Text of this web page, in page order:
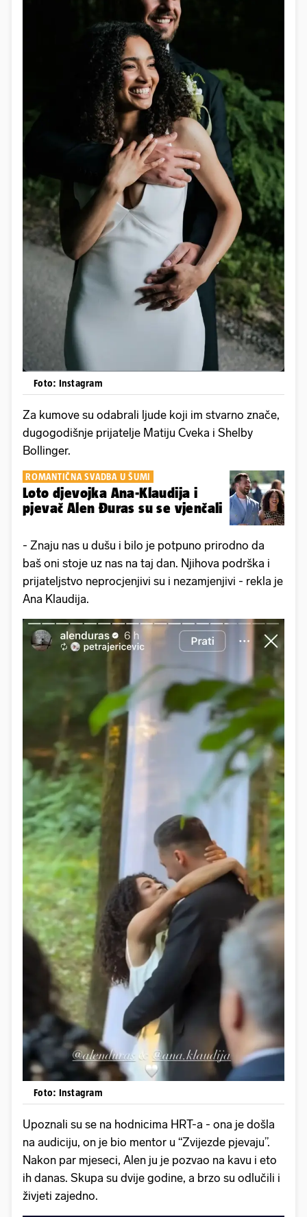
Foto: Instagram
Za kumove su odabrali ljude koji im stvarno znače,
dugogodišnje prijatelje Matiju Cveka i Shelby
Bollinger.
ROMANTIČNA SVADBA U ŠUMI
Loto djevojka Ana-Klaudija i
pjevač Alen Đuras su se vjenčali
- Znaju nas u dušu i bilo je potpuno prirodno da
baš oni stoje uz nas na taj dan. Njihova podrška i
prijateljstvo neprocjenjivi su i nezamjenjivi - rekla je
Ana Klaudija.
Foto: Instagram
Upoznali su se na hodnicima HRT-a - ona je došla
na audiciju, on je bio mentor u “Zvijezde pjevaju”.
Nakon par mjeseci, Alen ju je pozvao na kavu i eto
ih danas. Skupa su dvije godine, a brzo su odlučili i
živjeti zajedno.